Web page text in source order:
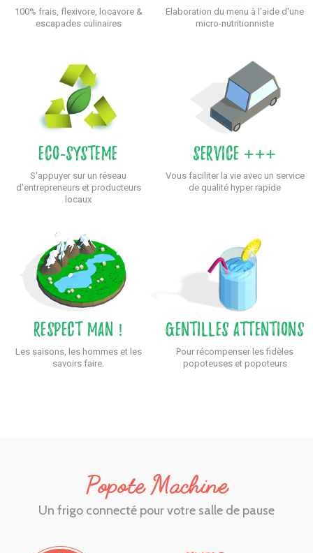
100% frais, flexivore, locavore &
escapades culinaires
Elaboration du menu à l'aide d'une
micro-nutritionniste
Eco-Systeme
S'appuyer sur un réseau
d'entrepreneurs et producteurs
locaux
SERVICE +++
Vous faciliter la vie avec un service
de qualité hyper rapide
Respect man !
Les saisons, les hommes et les
savoirs faire.
Gentilles attentions
Pour récompenser les fidèles
popoteuses et popoteurs
Popote Machine
Un frigo connecté pour votre salle de pause